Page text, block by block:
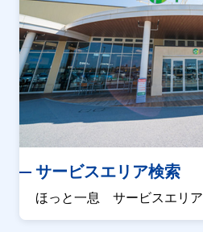
サービスエリア検索
ほっと一息 サービスエリア